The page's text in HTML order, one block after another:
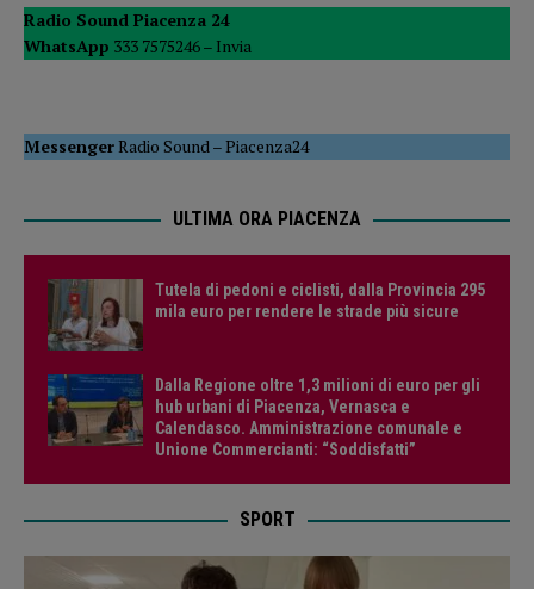
Radio Sound Piacenza 24
WhatsApp 333 7575246 – Invia
MessengerRadio Sound–Piacenza24
ULTIMA ORA PIACENZA
Tutela di pedoni e ciclisti, dalla Provincia 295
mila euro per rendere le strade più sicure
Dalla Regione oltre 1,3 milioni di euro per gli
hub urbani di Piacenza, Vernasca e
Calendasco. Amministrazione comunale e
Unione Commercianti: “Soddisfatti”
SPORT